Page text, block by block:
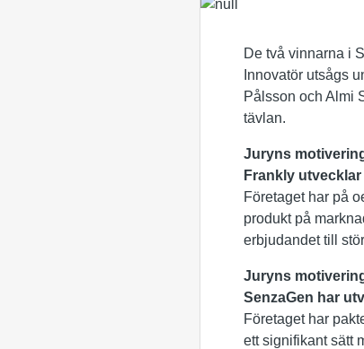
De två vinnarna i
Innovatör utsågs
Pålsson och Almi
tävlan.
Juryns
Frankly
Företaget har på
produkt på
erbjudandet till
Juryns
SenzaGen har
Företaget har
ett signifikant sätt